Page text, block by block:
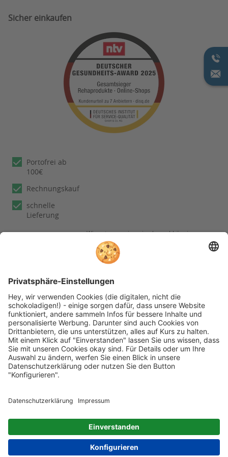
Sicher einkaufen
Portofrei ab
100€
Rechnungskauf
schnelle
Lieferung
Wir nutzen reviews.io als unabhängigen
Dienstleister für die Einholung von
Bewertungen. Erfahren Sie mehr unter
unserenInformationen zu
Kundenbewertungen
Folgen Sie rehashop auch auf folgenden Kanälen
* Alle Preise inkl. gesetzl. Mehrwertsteuer zzgl.
Versandkosten wenn nicht anders beschrieben